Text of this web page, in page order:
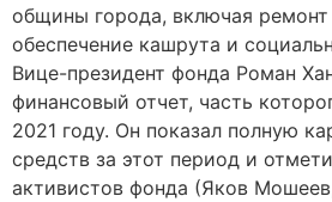
общины города, включая ремонт
обеспечение кашрута и
Вице-президент фонда Роман
финансовый отчет, часть
2021 году. Он показал полную
средств за этот период и
активистов фонда (Яков